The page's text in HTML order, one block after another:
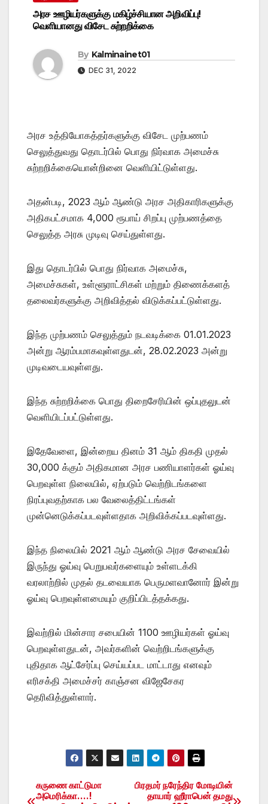
அரச ஊழியர்களுக்கு மகிழ்ச்சியான அறிவிப்பு!
வெளியானது விசேட சுற்றறிக்கை
By Kalminainet01
DEC 31, 2022
அரச உத்தியோகத்தர்களுக்கு விசேட முற்பணம்
செலுத்துவது தொடர்பில் பொது நிர்வாக அமைச்சு
சுற்றறிக்கையொன்றினை வெளியிட்டுள்ளது.
அதன்படி, 2023 ஆம் ஆண்டு அரச அதிகாரிகளுக்கு
அதிகபட்சமாக 4,000 ரூபாய் சிறப்பு முற்பணத்தை
செலுத்த அரசு முடிவு செய்துள்ளது.
இது தொடர்பில் பொது நிர்வாக அமைச்சு,
அமைச்சுகள், உள்ளூராட்சிகள் மற்றும் திணைக்களத்
தலைவர்களுக்கு அறிவித்தல் விடுக்கப்பட்டுள்ளது.
இந்த முற்பணம் செலுத்தும் நடவடிக்கை 01.01.2023
அன்று ஆரம்பமாகவுள்ளதுடன், 28.02.2023 அன்று
முடிவடையவுள்ளது.
இந்த சுற்றறிக்கை பொது திறைசேரியின் ஒப்புதலுடன்
வெளியிடப்பட்டுள்ளது.
இதேவேளை, இன்றைய தினம் 31 ஆம் திகதி முதல்
30,000 க்கும் அதிகமான அரச பணியாளர்கள் ஓய்வு
பெறவுள்ள நிலையில், ஏற்படும் வெற்றிடங்களை
நிரப்புவதற்காக பல வேலைத்திட்டங்கள்
முன்னெடுக்கப்படவுள்ளதாக அறிவிக்கப்படவுள்ளது.
இந்த நிலையில் 2021 ஆம் ஆண்டு அரச சேவையில்
இருந்து ஓய்வு பெறுபவர்களையும் உள்ளடக்கி
வரலாற்றில் முதல் தடவையாக பெருமளவானோர் இன்று
ஓய்வு பெறவுள்ளமையும் குறிப்பிடத்தக்கது.
இவற்றில் மின்சார சபையின் 1100 ஊழியர்கள் ஓய்வு
பெறவுள்ளதுடன், அவர்களின் வெற்றிடங்களுக்கு
புதிதாக ஆட்சேர்ப்பு செய்யப்பட மாட்டாது எனவும்
எரிசக்தி அமைச்சர் காஞ்சன விஜேசேகர
தெரிவித்துள்ளார்.
Post
பிரதமர் நரேந்திர மோடியின்
தாயார் ஹீராபென் தமது
கருணை காட்டுமா
அமெரிக்கா….!